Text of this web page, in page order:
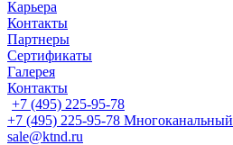
Карьера
Контакты
Партнеры
Сертификаты
Галерея
Контакты
+7 (495) 225-95-78
+7 (495) 225-95-78 Многоканальный
sale@ktnd.ru